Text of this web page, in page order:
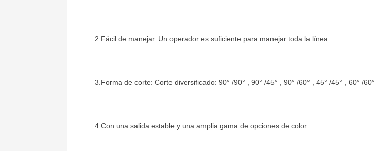
2.Fácil de manejar. Un operador es suficiente para manejar toda la línea
3.Forma de corte: Corte diversificado: 90° /90° , 90° /45° , 90° /60° , 45° /45° , 60° /60°
4. Con una salida estable y una amplia gama de opciones de color.